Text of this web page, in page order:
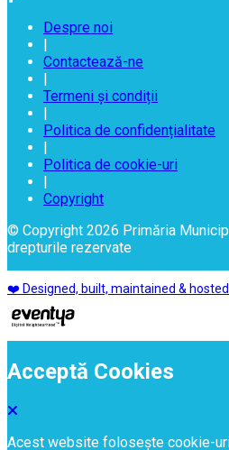
Despre noi
Contactează-ne
Termeni și condiții
Politica de confidențialitate
Politica de cookie-uri
Copyright
© Copyright 2026 Primăria
drepturile rezervate
❤️ Designed, built, maintained &
Acceptă Cookies
Acest website folosește cookie-